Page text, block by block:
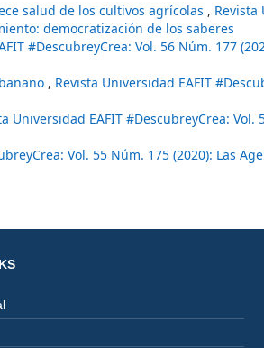
salud de los cultivos agrícolas , Revista
democratización de los saberes
#DescubreyCrea: Vol. 56 Núm. 177
, Revista Universidad EAFIT
Universidad EAFIT #DescubreyCrea: Vol.
Vol. 55 Núm. 175 (2020): Las